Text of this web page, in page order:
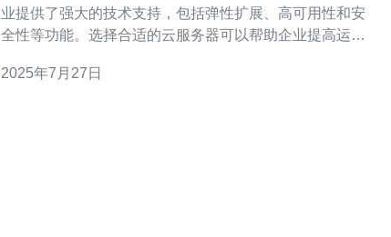
业提供了强大的技术支持，包括弹性扩展、高可用性和安
全性等功能。选择合适的云服务器可以帮助企业提高运营
得推荐的服务商，能够满足企业的多种需求。 高可用性与
2025年7月27日